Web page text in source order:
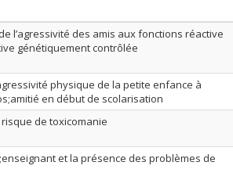
l’agressivité des amis aux fonctions réactive
génétiquement contrôlée
physique de la petite enfance à
en début de scolarisation
de toxicomanie
et la présence des problèmes de